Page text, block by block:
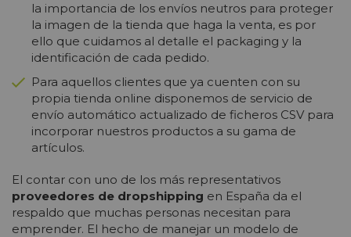
la importancia de los envíos neutros para proteger
la imagen de la tienda que haga la venta, es por
ello que cuidamos al detalle el packaging y la
identificación de cada pedido.
Para aquellos clientes que ya cuenten con su
propia tienda online disponemos de servicio de
envío automático actualizado de ficheros CSV para
incorporar nuestros productos a su gama de
artículos.
El contar con uno de los más representativos
proveedores de dropshipping en España da el
respaldo que muchas personas necesitan para
emprender. El hecho de manejar un modelo de